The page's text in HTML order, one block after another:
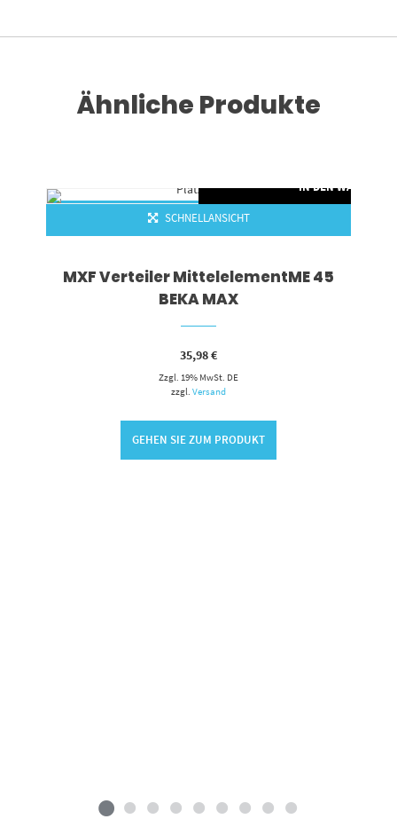
Ähnliche Produkte
IN DEN
SCHNELLANSICHT
MXF Verteiler MittelelementME 45
BEKA MAX
35,98€
Zzgl. 19% MwSt. DE
zzgl.Versand
GEHEN SIE ZUM PRODUKT